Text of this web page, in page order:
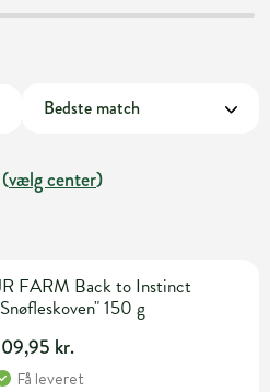
(vælg center)
FARM Back to Instinct
150 g
kr.
Få leveret